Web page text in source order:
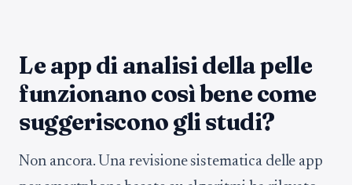
Le app di analisi della pelle
funzionano così bene come
suggeriscono gli studi?
Non ancora. Una revisione sistematica delle app